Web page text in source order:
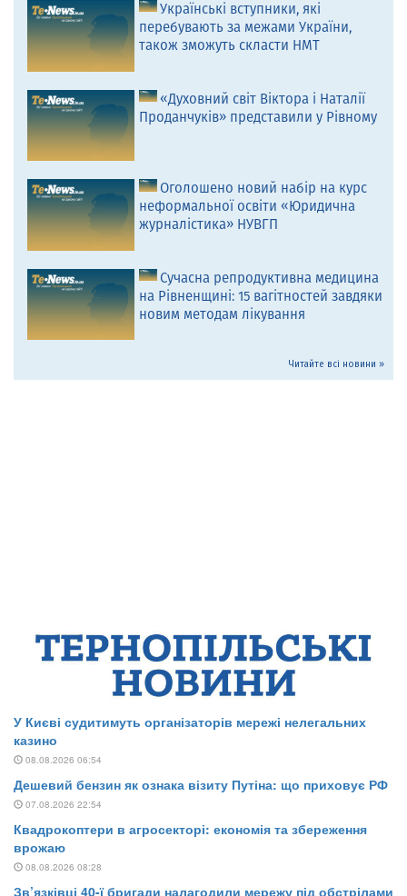
Українські вступники, які
перебувають за межами України,
також зможуть скласти НМТ
«Духовний світ Віктора і Наталії
Проданчуків» представили у Рівному
Оголошено новий набір на курс
неформальної освіти «Юридична
журналістика» НУВГП
Сучасна репродуктивна медицина
на Рівненщині: 15 вагітностей завдяки
новим методам лікування
Читайте всі новини »